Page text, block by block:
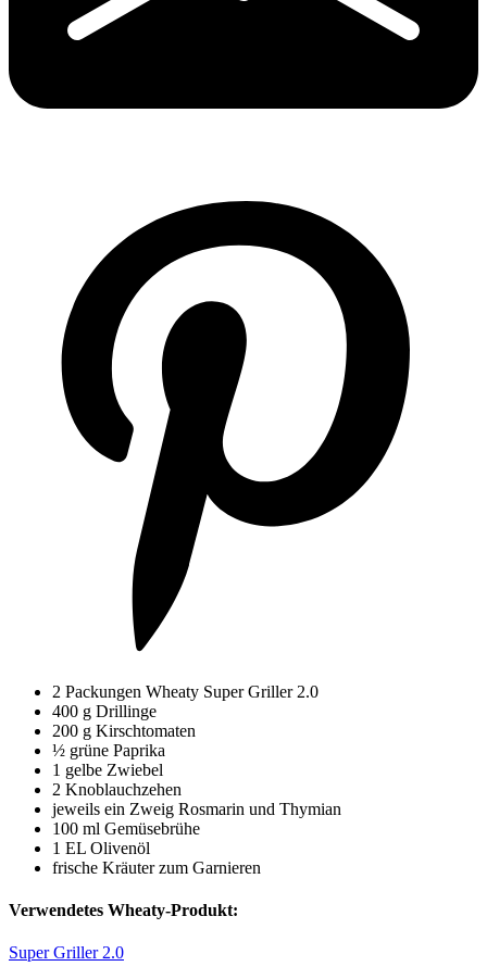
2 Packungen Wheaty Super Griller 2.0
400 g Drillinge
200 g Kirschtomaten
½ grüne Paprika
1 gelbe Zwiebel
2 Knoblauchzehen
jeweils ein Zweig Rosmarin und Thymian
100 ml Gemüsebrühe
1 EL Olivenöl
frische Kräuter zum Garnieren
Verwendetes Wheaty-Produkt:
Super Griller 2.0